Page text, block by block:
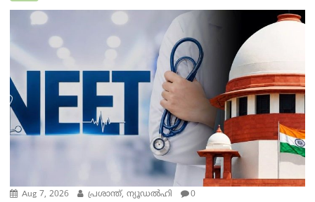
Aug 7, 2026 പ്രശാന്ത്, ന്യൂഡല്‍ഹി 0